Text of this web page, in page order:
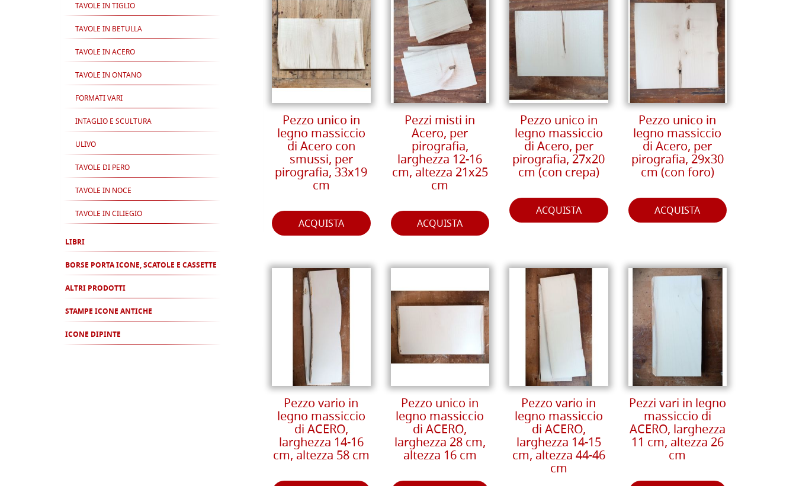
TAVOLE IN TIGLIO
TAVOLE IN BETULLA
TAVOLE IN ACERO
TAVOLE IN ONTANO
FORMATI VARI
INTAGLIO E SCULTURA
ULIVO
TAVOLE DI PERO
TAVOLE IN NOCE
TAVOLE IN CILIEGIO
LIBRI
BORSE PORTA ICONE, SCATOLE E CASSETTE
ALTRI PRODOTTI
STAMPE ICONE ANTICHE
ICONE DIPINTE
Pezzo unico in
legno massiccio
di Acero con
smussi, per
pirografia, 33x19
cm
ACQUISTA
Pezzi misti in
Acero, per
pirografia,
larghezza 12-16
cm, altezza 21x25
cm
ACQUISTA
Pezzo unico in
legno massiccio
di Acero, per
pirografia, 27x20
cm (con crepa)
ACQUISTA
Pezzo unico in
legno massiccio
di Acero, per
pirografia, 29x30
cm (con foro)
ACQUISTA
Pezzo vario in
legno massiccio
di ACERO,
larghezza 14-16
cm, altezza 58 cm
Pezzo unico in
legno massiccio
di ACERO,
larghezza 28 cm,
altezza 16 cm
Pezzo vario in
legno massiccio
di ACERO,
larghezza 14-15
cm, altezza 44-46
cm
Pezzi vari in legno
massiccio di
ACERO, larghezza
11 cm, altezza 26
cm